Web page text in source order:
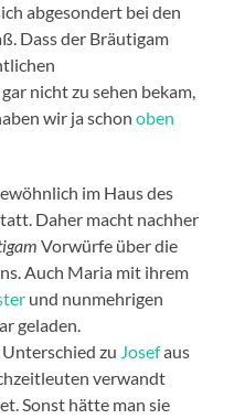
abgesondert bei den
Dass der Bräutigam
nicht zu sehen bekam,
wir ja schonoben
im Haus des
Daher macht nachher
Vorwürfe über die
Auch Maria mit ihrem
und nunmehrigen
geladen.
zu Josefaus
verwandt
Sonst hätte man sie